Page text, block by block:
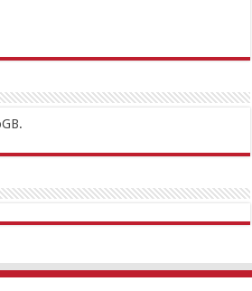
SupertotobetTipobetMatadorbetMariobet